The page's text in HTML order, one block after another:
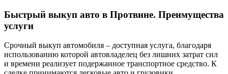
Быстрый выкуп авто в Протвине. Преимущества
услуги
Срочный выкуп автомобиля – доступная услуга, благодаря
использованию которой автовладелец без лишних затрат сил
и времени реализует подержанное транспортное средство. К